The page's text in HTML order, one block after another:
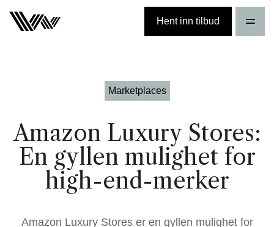
Hent inn tilbud
Marketplaces
Amazon Luxury Stores:
En gyllen mulighet for
high-end-merker
Amazon Luxury Stores er en gyllen mulighet for